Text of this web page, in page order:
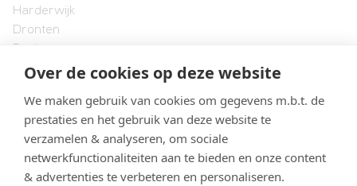
Over de cookies op deze website
We maken gebruik van cookies om gegevens m.b.t. de
prestaties en het gebruik van deze website te
verzamelen & analyseren, om sociale
netwerkfunctionaliteiten aan te bieden en onze content
& advertenties te verbeteren en personaliseren.
Harderwijk
Dronten
Lelystad
Landstede MBO
Onze organisatie
Formele documenten en protocollen
Vacatures